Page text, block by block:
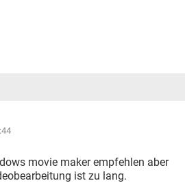
movie maker empfehlen aber
ist zu lang.